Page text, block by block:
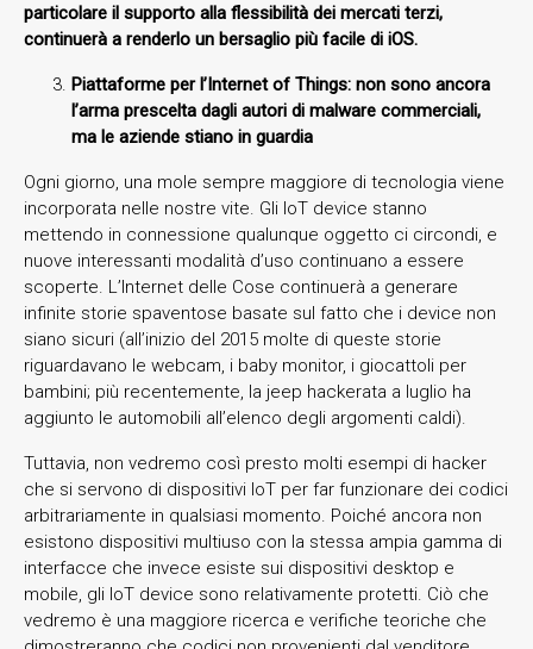
particolare il supporto alla flessibilità dei mercati terzi,
continuerà a renderlo un bersaglio più facile di iOS.
Piattaforme per l’Internet of Things: non sono ancora
l’arma prescelta dagli autori di malware commerciali,
ma le aziende stiano in guardia
Ogni giorno, una mole sempre maggiore di tecnologia viene
incorporata nelle nostre vite. Gli IoT device stanno
mettendo in connessione qualunque oggetto ci circondi, e
nuove interessanti modalità d’uso continuano a essere
scoperte. L’Internet delle Cose continuerà a generare
infinite storie spaventose basate sul fatto che i device non
siano sicuri (all’inizio del 2015 molte di queste storie
riguardavano le webcam, i baby monitor, i giocattoli per
bambini; più recentemente, la jeep hackerata a luglio ha
aggiunto le automobili all’elenco degli argomenti caldi).
Tuttavia, non vedremo così presto molti esempi di hacker
che si servono di dispositivi IoT per far funzionare dei codici
arbitrariamente in qualsiasi momento. Poiché ancora non
esistono dispositivi multiuso con la stessa ampia gamma di
interfacce che invece esiste sui dispositivi desktop e
mobile, gli IoT device sono relativamente protetti. Ciò che
vedremo è una maggiore ricerca e verifiche teoriche che